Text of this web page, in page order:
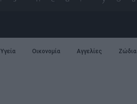
Υγεία Οικονομία Αγγελίες Ζώδια